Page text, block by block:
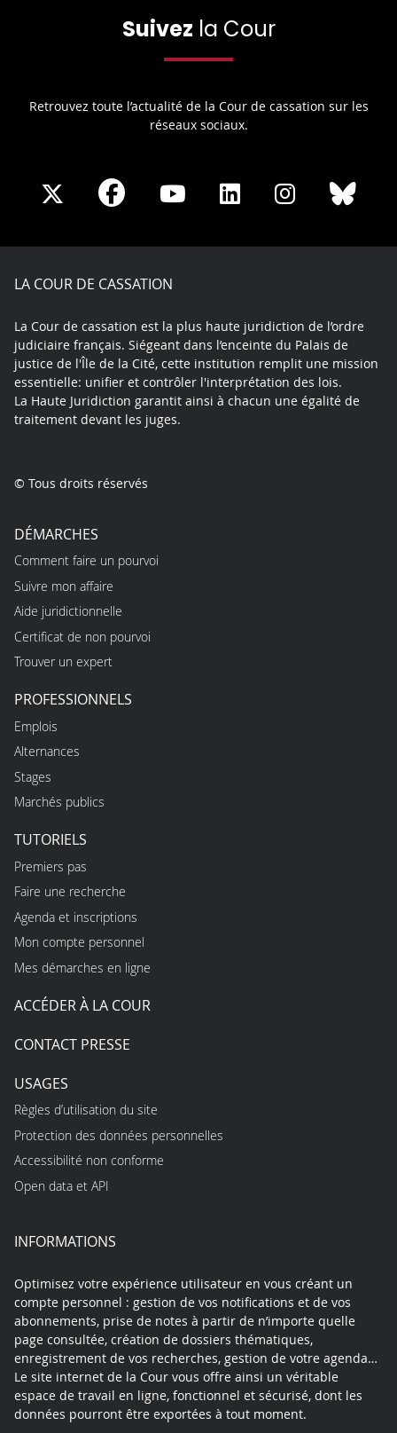
Suivez la Cour
Retrouvez toute l’actualité de la Cour de cassation sur les
réseaux sociaux.
Share
X
Share
Facebook
Share
Youtube
Share
LinkedIn
Share
Instagram
LA COUR DE CASSATION
La Cour de cassation est la plus haute juridiction de l’ordre
judiciaire français. Siégeant dans l’enceinte du Palais de
justice de l'Île de la Cité, cette institution remplit une mission
essentielle: unifier et contrôler l'interprétation des lois.
La Haute Juridiction garantit ainsi à chacun une égalité de
traitement devant les juges.
© Tous droits réservés
DÉMARCHES
Comment faire un pourvoi
Suivre mon affaire
Aide juridictionnelle
Certificat de non pourvoi
Trouver un expert
PROFESSIONNELS
Emplois
Alternances
Stages
Marchés publics
TUTORIELS
Premiers pas
Faire une recherche
Agenda et inscriptions
Mon compte personnel
Mes démarches en ligne
ACCÉDER À LA COUR
CONTACT PRESSE
USAGES
Règles d’utilisation du site
Protection des données personnelles
Accessibilité non conforme
Open data et API
INFORMATIONS
Optimisez votre expérience utilisateur en vous créant un
compte personnel : gestion de vos notifications et de vos
abonnements, prise de notes à partir de n’importe quelle
page consultée, création de dossiers thématiques,
enregistrement de vos recherches, gestion de votre agenda…
Le site internet de la Cour vous offre ainsi un véritable
espace de travail en ligne, fonctionnel et sécurisé, dont les
données pourront être exportées à tout moment.